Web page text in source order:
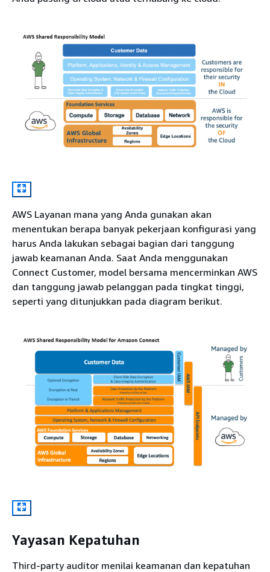
AWS Layanan mana yang Anda gunakan akan
menentukan berapa banyak pekerjaan konfigurasi yang
harus Anda lakukan sebagai bagian dari tanggung
jawab keamanan Anda. Saat Anda menggunakan
Connect Customer, model bersama mencerminkan AWS
dan tanggung jawab pelanggan pada tingkat tinggi,
seperti yang ditunjukkan pada diagram berikut.
Yayasan Kepatuhan
Third-party auditor menilai keamanan dan kepatuhan